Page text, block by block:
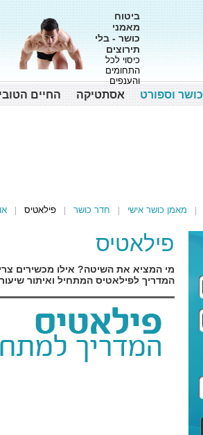
ביטוח
מאמני
כושר - בלי
תירוצים
כיסוי לכל
התחומים
והענפים
כושר וספורט אסתטיקה החיים
מאמן כושר אישי חדר כושר פילאטיס
פילאטיס
מי המציא את השיטה? אילו מכשירים
המדריך לפילאטיס המתחיל ואיתור